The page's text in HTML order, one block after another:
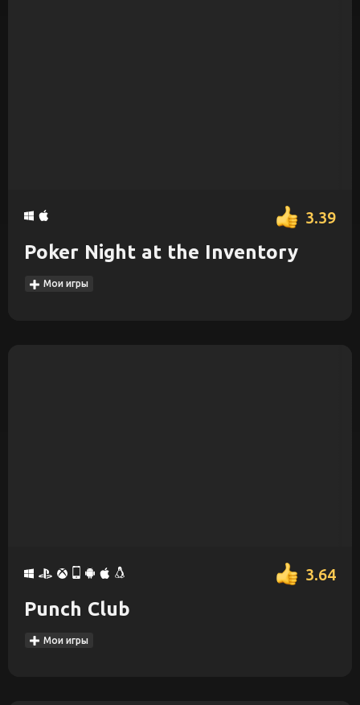
3.39
Poker Night at the Inventory
Мои игры
3.64
Punch Club
Мои игры